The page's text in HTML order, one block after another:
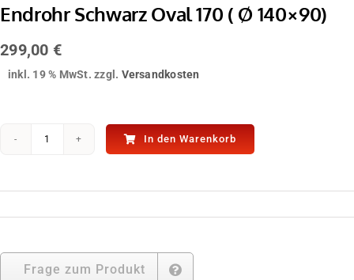
Endrohr Schwarz Oval 170 ( Ø 140×90)
299,00 €
inkl. 19 % MwSt. zzgl. Versandkosten
Endrohr
170
Ø
Menge
In den Warenkorb
Frage zum Produkt